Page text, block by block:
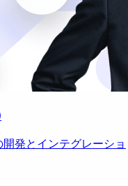
発とインテグレーショ